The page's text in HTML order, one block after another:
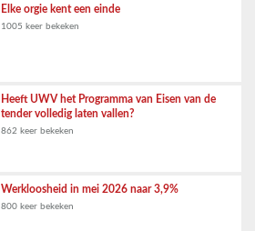
Elke orgie kent een einde
1005 keer bekeken
Heeft UWV het Programma van Eisen van de
tender volledig laten vallen?
862 keer bekeken
Werkloosheid in mei 2026 naar 3,9%
800 keer bekeken